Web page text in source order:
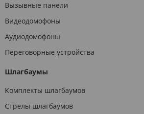
Вызывные панели
Видеодомофоны
Аудиодомофоны
Переговорные устройства
Шлагбаумы
Комплекты шлагбаумов
Стрелы шлагбаумов